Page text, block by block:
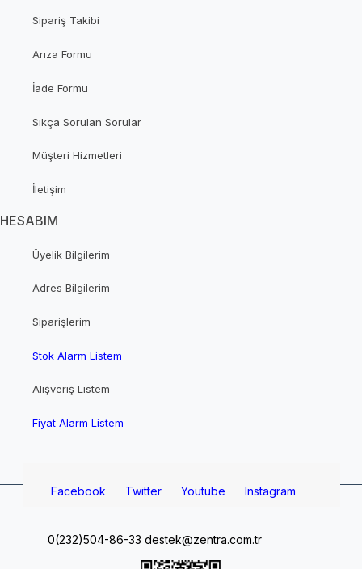
Sipariş Takibi
Arıza Formu
İade Formu
Sıkça Sorulan Sorular
Müşteri Hizmetleri
İletişim
HESABIM
Üyelik Bilgilerim
Adres Bilgilerim
Siparişlerim
Stok Alarm Listem
Alışveriş Listem
Fiyat Alarm Listem
Facebook Twitter Youtube Instagram
0(232)504-86-33 destek@zentra.com.tr